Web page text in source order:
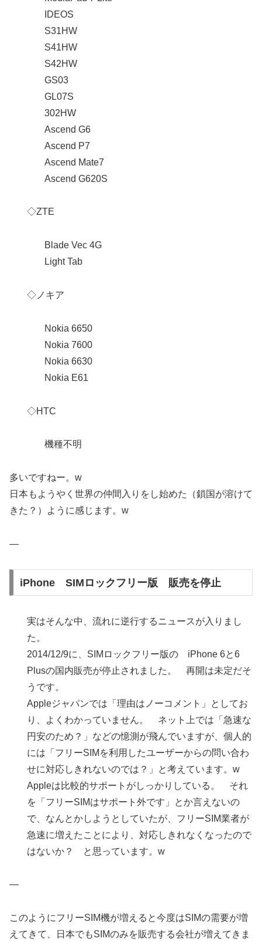
IDEOS
S31HW
S41HW
S42HW
GS03
GL07S
302HW
Ascend G6
Ascend P7
Ascend Mate7
Ascend G620S
◇ZTE
Blade Vec 4G
Light Tab
◇ノキア
Nokia 6650
Nokia 7600
Nokia 6630
Nokia E61
◇HTC
機種不明
多いですねー。w
日本もようやく世界の仲間入りをし始めた（鎖国が溶けて
きた？）ように感じます。w
—
iPhone SIMロックフリー版 販売を停止
実はそんな中、流れに逆行するニュースが入りまし
た。
2014/12/9に、SIMロックフリー版の iPhone 6と6
Plusの国内販売が停止されました。 再開は未定だそ
うです。
Appleジャパンでは「理由はノーコメント」としてお
り、よくわかっていません。 ネット上では「急速な
円安のため？」などの憶測が飛んでいますが、個人的
には「フリーSIMを利用したユーザーからの問い合わ
せに対応しきれないのでは？」と考えています。w
Appleは比較的サポートがしっかりしている。 それ
を「フリーSIMはサポート外です」とか言えないの
で、なんとかしようとしていたが、フリーSIM業者が
急速に増えたことにより、対応しきれなくなったので
はないか？ と思っています。w
—
このようにフリーSIM機が増えると今度はSIMの需要が増
えてきて、日本でもSIMのみを販売する会社が増えてきま